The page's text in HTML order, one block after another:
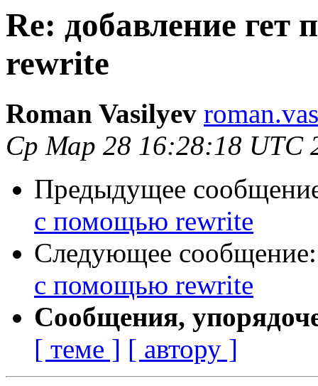
Re: добавление
rewrite
Roman Vasilyev
Ср Мар 28 16:28:18 UTC
Предыдущее
с помощью rewrite
Следующее
с помощью rewrite
Сообщения,
[ теме ] [ автору ]